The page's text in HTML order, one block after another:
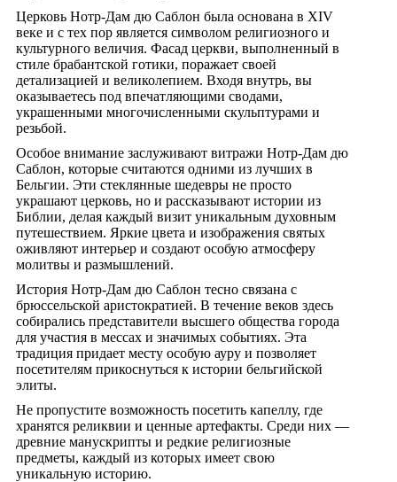
Церковь Нотр-Дам дю Саблон была основана в XIV
веке и с тех пор является символом религиозного и
культурного величия. Фасад церкви, выполненный в
стиле брабантской готики, поражает своей
детализацией и великолепием. Входя внутрь, вы
оказываетесь под впечатляющими сводами,
украшенными многочисленными скульптурами и
резьбой.
Особое внимание заслуживают витражи Нотр-Дам дю
Саблон, которые считаются одними из лучших в
Бельгии. Эти стеклянные шедевры не просто
украшают церковь, но и рассказывают истории из
Библии, делая каждый визит уникальным духовным
путешествием. Яркие цвета и изображения святых
оживляют интерьер и создают особую атмосферу
молитвы и размышлений.
История Нотр-Дам дю Саблон тесно связана с
брюссельской аристократией. В течение веков здесь
собирались представители высшего общества города
для участия в мессах и значимых событиях. Эта
традиция придает месту особую ауру и позволяет
посетителям прикоснуться к истории бельгийской
элиты.
Не пропустите возможность посетить капеллу, где
хранятся реликвии и ценные артефакты. Среди них —
древние манускрипты и редкие религиозные
предметы, каждый из которых имеет свою
уникальную историю.